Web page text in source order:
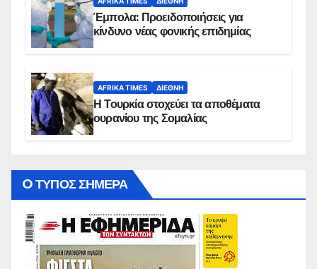
Έμπολα: Προειδοποιήσεις για
κίνδυνο νέας φονικής επιδημίας
AFRIKA TIMES ΔΙΕΘΝΉ
Η Τουρκία στοχεύει τα αποθέματα
ουρανίου της Σομαλίας
O ΤΥΠΟΣ ΣΗΜΕΡΑ